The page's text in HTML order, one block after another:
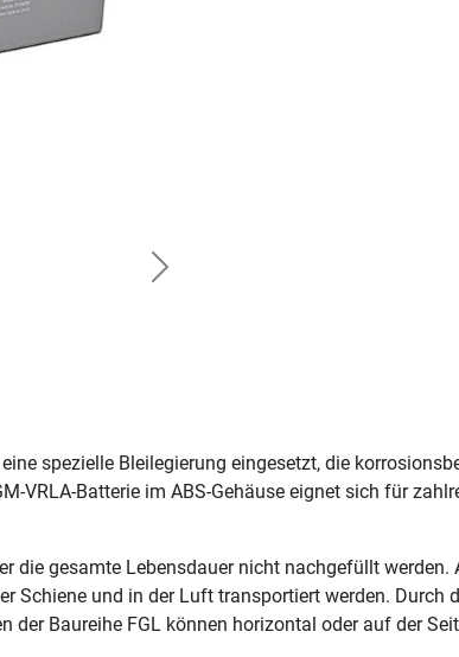
Next
spezielle Bleilegierung eingesetzt, die
VRLA-Batterie im ABS-Gehäuse eignet sich für
die gesamte Lebensdauer nicht nachgefüllt
Schiene und in der Luft transportiert werden. Durch
der Baureihe FGL können horizontal oder auf der